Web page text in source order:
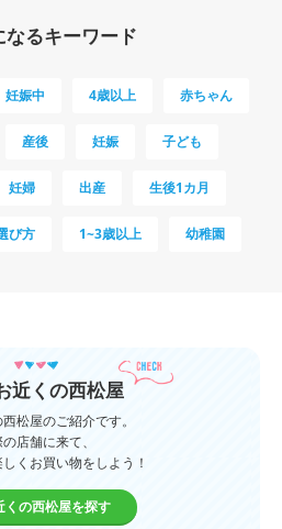
なるキーワード
妊娠中 4歳以上 赤ちゃん
産後 妊娠 子ども
妊婦 出産 生後1カ月
び方 1~3歳以上 幼稚園
ベビーカー
出産準備
イヤイヤ期
汗 エアコン
近くの西松屋
松屋のご紹介です。
店舗に来て、
くお買い物をしよう！
くの西松屋を探す